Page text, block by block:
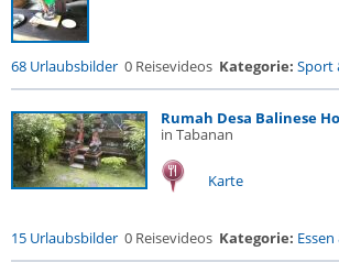
68 Urlaubsbilder 0 Reisevideos Kategorie: Sport
Rumah Desa Balinese
in Tabanan
Karte
15 Urlaubsbilder 0 Reisevideos Kategorie: